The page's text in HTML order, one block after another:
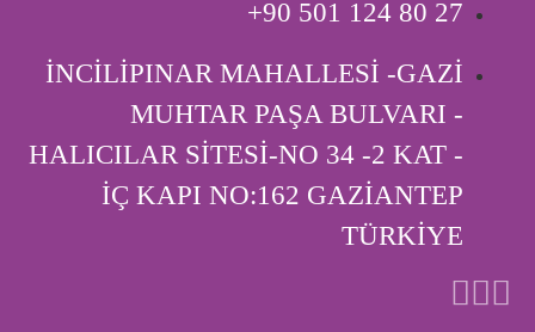
‎+90 501 124 80 27
İNCİLİPINAR MAHALLESİ -GAZİ
MUHTAR PAŞA BULVARI -
HALICILAR SİTESİ-NO 34 -2 KAT -
İÇ KAPI ‎NO:162 GAZİANTEP
TÜRKİYE